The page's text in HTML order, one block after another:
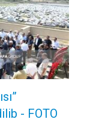
- FOTO